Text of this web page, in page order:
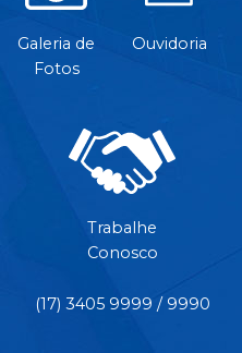
Galeria de
Fotos
Ouvidoria
Trabalhe
Conosco
(17) 3405 9999 / 9990